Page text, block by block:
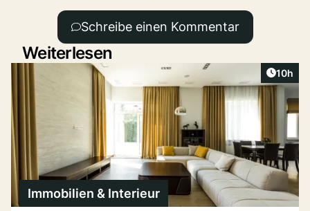
Schreibe einen Kommentar
Weiterlesen
Artikel
10h
Immobilien & Interieur